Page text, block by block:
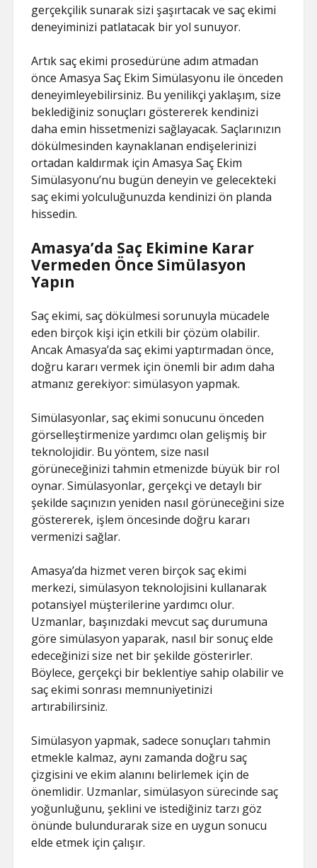
gerçekçilik sunarak sizi şaşırtacak ve saç ekimi
deneyiminizi patlatacak bir yol sunuyor.
Artık saç ekimi prosedürüne adım atmadan
önce Amasya Saç Ekim Simülasyonu ile önceden
deneyimleyebilirsiniz. Bu yenilikçi yaklaşım, size
beklediğiniz sonuçları göstererek kendinizi
daha emin hissetmenizi sağlayacak. Saçlarınızın
dökülmesinden kaynaklanan endişelerinizi
ortadan kaldırmak için Amasya Saç Ekim
Simülasyonu’nu bugün deneyin ve gelecekteki
saç ekimi yolculuğunuzda kendinizi ön planda
hissedin.
Amasya’da Saç Ekimine Karar
Vermeden Önce Simülasyon
Yapın
Saç ekimi, saç dökülmesi sorunuyla mücadele
eden birçok kişi için etkili bir çözüm olabilir.
Ancak Amasya’da saç ekimi yaptırmadan önce,
doğru kararı vermek için önemli bir adım daha
atmanız gerekiyor: simülasyon yapmak.
Simülasyonlar, saç ekimi sonucunu önceden
görselleştirmenize yardımcı olan gelişmiş bir
teknolojidir. Bu yöntem, size nasıl
görüneceğinizi tahmin etmenizde büyük bir rol
oynar. Simülasyonlar, gerçekçi ve detaylı bir
şekilde saçınızın yeniden nasıl görüneceğini size
göstererek, işlem öncesinde doğru kararı
vermenizi sağlar.
Amasya’da hizmet veren birçok saç ekimi
merkezi, simülasyon teknolojisini kullanarak
potansiyel müşterilerine yardımcı olur.
Uzmanlar, başınızdaki mevcut saç durumuna
göre simülasyon yaparak, nasıl bir sonuç elde
edeceğinizi size net bir şekilde gösterirler.
Böylece, gerçekçi bir beklentiye sahip olabilir ve
saç ekimi sonrası memnuniyetinizi
artırabilirsiniz.
Simülasyon yapmak, sadece sonuçları tahmin
etmekle kalmaz, aynı zamanda doğru saç
çizgisini ve ekim alanını belirlemek için de
önemlidir. Uzmanlar, simülasyon sürecinde saç
yoğunluğunu, şeklini ve istediğiniz tarzı göz
önünde bulundurarak size en uygun sonucu
elde etmek için çalışır.